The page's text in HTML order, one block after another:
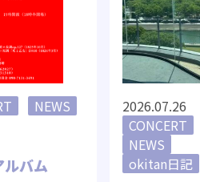
NEWS
バム
2026.07.26
CONCERT
NEWS
okitan日記